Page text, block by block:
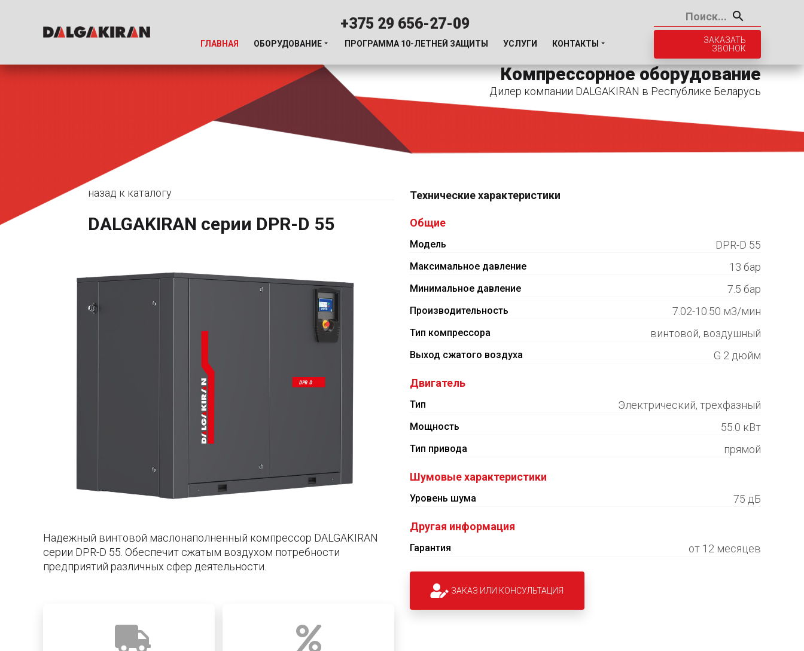
+375 29 656-27-09
ГЛАВНАЯ ОБОРУДОВАНИЕ ПРОГРАММА 10-ЛЕТНЕЙ ЗАЩИТЫ УСЛУГИ КОНТАКТЫ
ЗАКАЗАТЬ
ЗВОНОК
Компрессорное оборудование
Дилер компании DALGAKIRAN в Республике Беларусь
назад к каталогу
DALGAKIRAN серии DPR-D 55
Надежный винтовой маслонаполненный компрессор DALGAKIRAN
серии DPR-D 55. Обеспечит сжатым воздухом потребности
предприятий различных сфер деятельности.
Технические характеристики
Общие
Модель DPR-D 55
Максимальное давление 13 бар
Минимальное давление 7.5 бар
Производительность 7.02-10.50 м3/мин
Тип компрессора винтовой, воздушный
Выход сжатого воздуха G 2 дюйм
Двигатель
Тип Электрический, трехфазный
Мощность 55.0 кВт
Тип привода прямой
Шумовые характеристики
Уровень шума 75 дБ
Другая информация
Гарантия от 12 месяцев
ЗАКАЗ ИЛИ КОНСУЛЬТАЦИЯ